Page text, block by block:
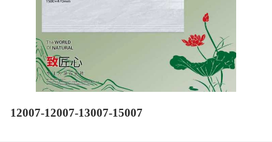
12007-12007-13007-15007